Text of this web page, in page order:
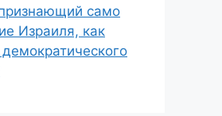
само
Израиля, как